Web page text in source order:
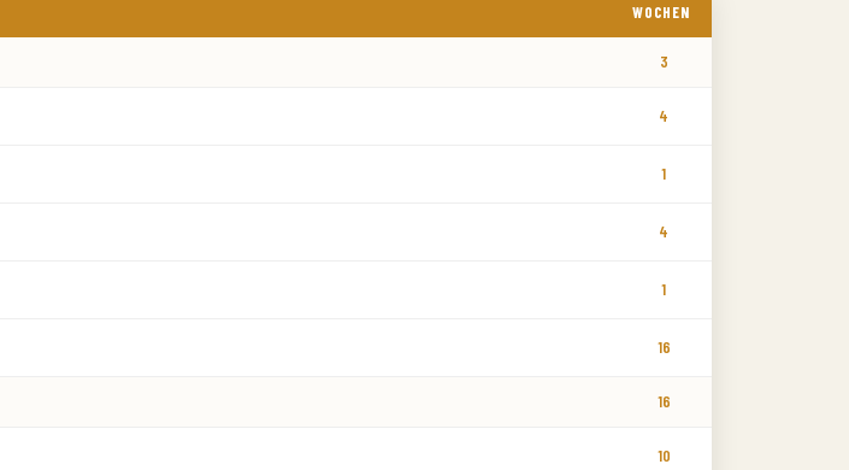
WOCHEN
3
4
1
4
1
16
16
10